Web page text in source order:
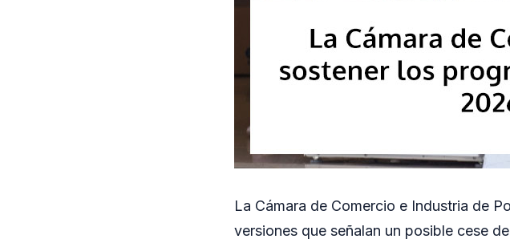
La Cámara de Comercio e Industria de
versiones que señalan un posible cese